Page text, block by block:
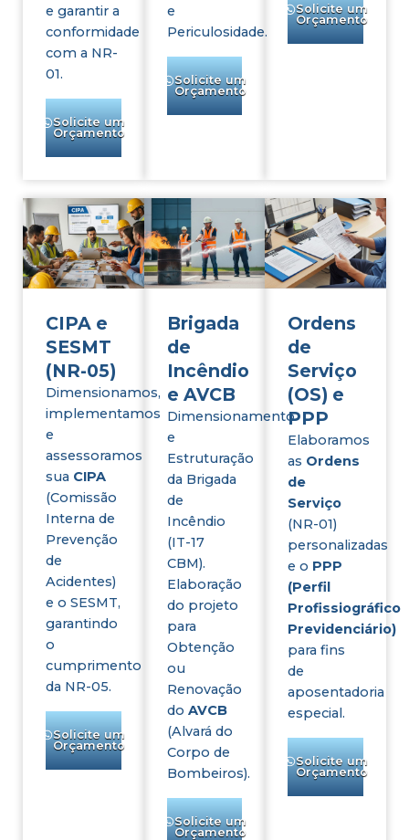
e garantir a
conformidade
com a NR-
01.
Solicite um
Orçamento
e
Periculosidade.
Solicite um
Orçamento
Solicite um
Orçamento
CIPA e
SESMT
(NR-05)
Dimensionamos,
implementamos
e
assessoramos
sua CIPA
(Comissão
Interna de
Prevenção
de
Acidentes)
e o SESMT,
garantindo
o
cumprimento
da NR-05.
Solicite um
Orçamento
Brigada
de
Incêndio
e AVCB
Dimensionamento
e
Estruturação
da Brigada
de
Incêndio
(IT-17
CBM).
Elaboração
do projeto
para
Obtenção
ou
Renovação
do AVCB
(Alvará do
Corpo de
Bombeiros).
Solicite um
Orçamento
Ordens
de
Serviço
(OS) e
PPP
Elaboramos
as Ordens
de
Serviço
(NR-01)
personalizadas
e o PPP
(Perfil
Profissiográfico
Previdenciário)
para fins
de
aposentadoria
especial.
Solicite um
Orçamento